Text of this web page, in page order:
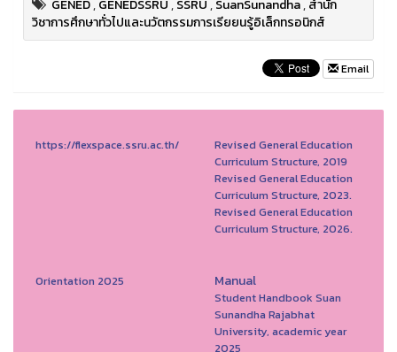
GENED,GENEDSSRU,SSRU,SuanSunandha,สำนัก
วิชาการศึกษาทั่วไปและนวัตกรรมการเรียยนรู้อิเล็กทรอนิกส์
Email
https://flexspace.ssru.ac.th/
Revised General Education
Curriculum Structure, 2019
Revised General Education
Curriculum Structure, 2023.
Revised General Education
Curriculum Structure, 2026.
Orientation 2025 Manual
Student Handbook Suan
Sunandha Rajabhat
University, academic year
2025